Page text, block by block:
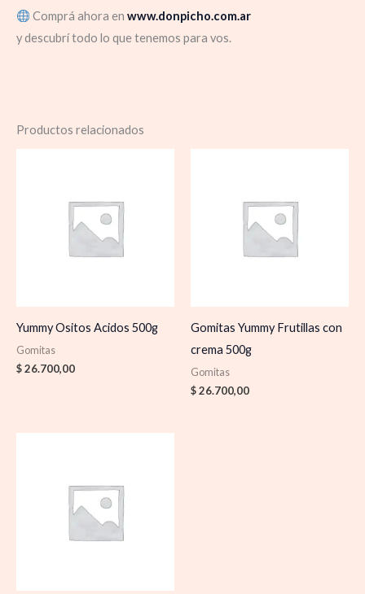
Comprá ahora en www.donpicho.com.ar
y descubrí todo lo que tenemos para vos.
Productos relacionados
Yummy Ositos Acidos 500g
Gomitas
$26.700,00
Gomitas Yummy Frutillas con
crema 500g
Gomitas
$26.700,00